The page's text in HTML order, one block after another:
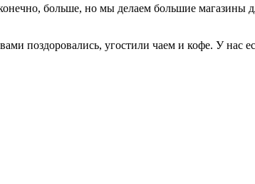
больше, но мы делаем большие магазины
поздоровались, угостили чаем и кофе. У нас